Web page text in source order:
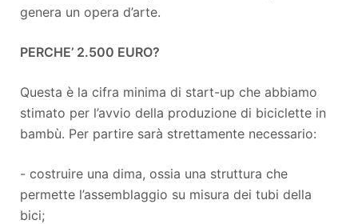
genera un opera d’arte.
PERCHE’ 2.500 EURO?
Questa è la cifra minima di start-up che abbiamo
stimato per l’avvio della produzione di biciclette in
bambù. Per partire sarà strettamente necessario:
- costruire una dima, ossia una struttura che
permette l’assemblaggio su misura dei tubi della
bici;